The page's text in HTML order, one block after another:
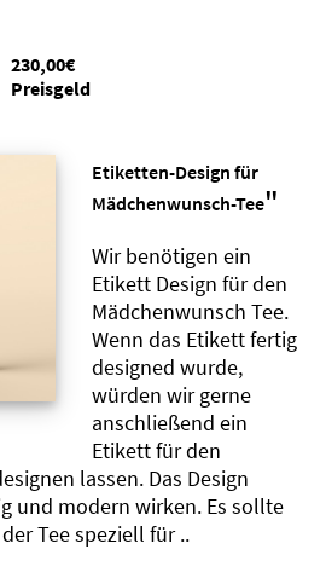
230,00€
Preisgeld
Etiketten-Design für
Mädchenwunsch-Tee"
Wir benötigen ein
Etikett Design für den
Mädchenwunsch Tee.
Wenn das Etikett fertig
designed wurde,
würden wir gerne
anschließend ein
Etikett für den
lassen. Das Design
und modern wirken. Es sollte
Tee speziell für ..